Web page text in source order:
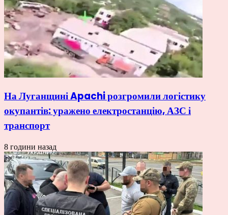
На Луганщині Apachi розгромили логістику
окупантів: уражено електростанцію, АЗС і
транспорт
8 години назад